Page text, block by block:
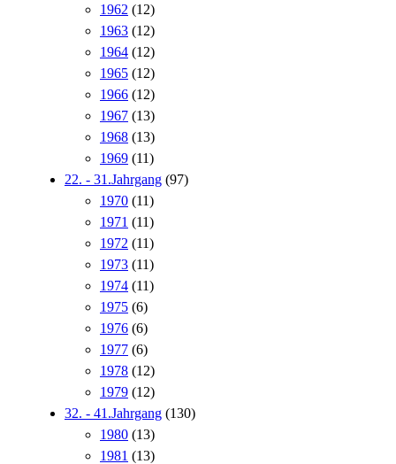
1962 (12)
1963 (12)
1964 (12)
1965 (12)
1966 (12)
1967 (13)
1968 (13)
1969 (11)
22. - 31.Jahrgang (97)
1970 (11)
1971 (11)
1972 (11)
1973 (11)
1974 (11)
1975 (6)
1976 (6)
1977 (6)
1978 (12)
1979 (12)
32. - 41.Jahrgang (130)
1980 (13)
1981 (13)